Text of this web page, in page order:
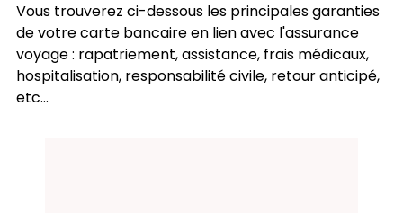
Vous trouverez ci-dessous les principales garanties
de votre carte bancaire en lien avec l'assurance
voyage : rapatriement, assistance, frais médicaux,
hospitalisation, responsabilité civile, retour anticipé,
etc...